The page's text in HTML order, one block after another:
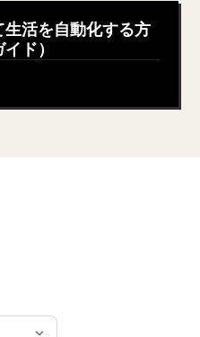
活を自動化する方
ド）